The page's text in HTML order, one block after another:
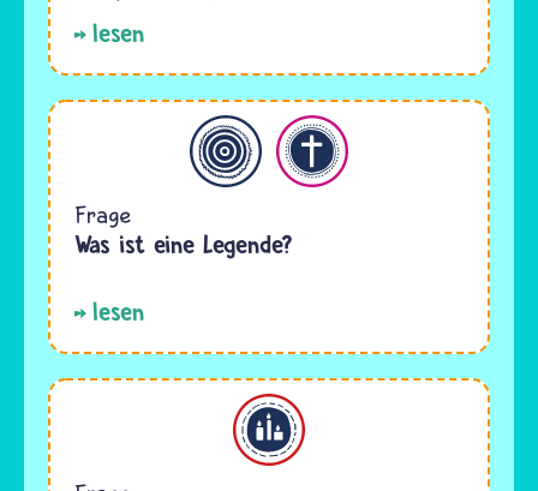
lesen
Christentum
Frage
Was ist eine Legende?
lesen
Alevitentum